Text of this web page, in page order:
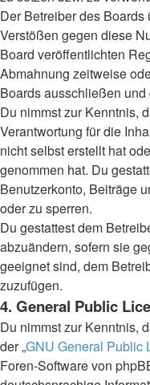
Der Betreiber des
Verstößen gegen diese
Board veröffentlichten
Abmahnung zeitweise
Boards ausschließen
Du nimmst zur Kenntnis,
Verantwortung für die
nicht selbst erstellt hat
genommen hat. Du
Benutzerkonto, Beiträge
oder zu sperren.
Du gestattest dem
abzuändern, sofern sie
geeignet sind, dem
zuzufügen.
4. General Public
Du nimmst zur Kenntnis,
der „GNU General Public
Foren-Software von